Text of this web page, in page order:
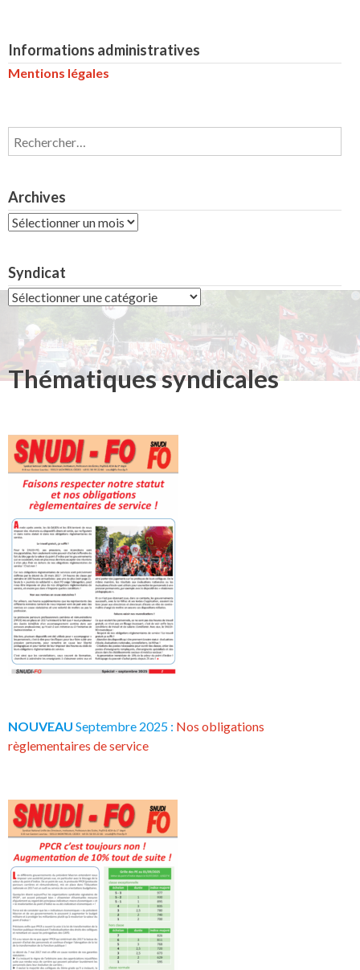
Informations administratives
Mentions légales
Rechercher :
Archives
Archives
Syndicat
Syndicat
Thématiques syndicales
NOUVEAU Septembre 2025 : Nos obligations
règlementaires de service